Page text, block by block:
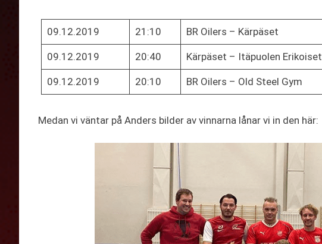
09.12.2019 21:10 BR Oilers – Kärpäset
09.12.2019 20:40 Kärpäset – Itäpuolen Erikoiset
09.12.2019 20:10 BR Oilers – Old Steel Gym
Medan vi väntar på Anders bilder av vinnarna lånar vi in den här: